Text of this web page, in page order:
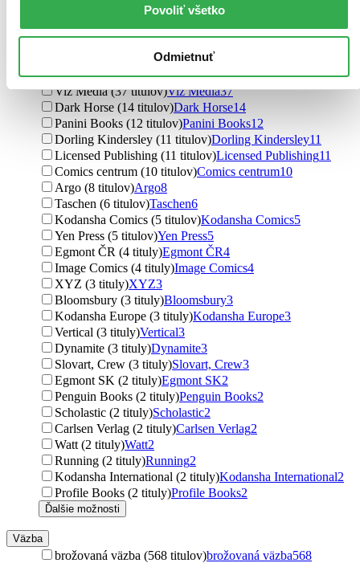
Povoliť všetko
Odmietnuť
Marvel (225 titulov)Marvel225
DC Comics (146 titulov)DC Comics
BB/art (39 titulov)BB/art39
Viz Media (37 titulov)Viz Media37
Dark Horse (14 titulov)Dark Horse14
Panini Books (12 titulov)Panini Books12
Dorling Kindersley (11 titulov)Dorling Kindersley11
Licensed Publishing (11 titulov)Licensed Publishing11
Comics centrum (10 titulov)Comics centrum10
Argo (8 titulov)Argo8
Taschen (6 titulov)Taschen6
Kodansha Comics (5 titulov)Kodansha Comics5
Yen Press (5 titulov)Yen Press5
Egmont ČR (4 tituly)Egmont ČR4
Image Comics (4 tituly)Image Comics4
XYZ (3 tituly)XYZ3
Bloomsbury (3 tituly)Bloomsbury3
Kodansha Europe (3 tituly)Kodansha Europe3
Vertical (3 tituly)Vertical3
Dynamite (3 tituly)Dynamite3
Slovart, Crew (3 tituly)Slovart, Crew3
Egmont SK (2 tituly)Egmont SK2
Penguin Books (2 tituly)Penguin Books2
Scholastic (2 tituly)Scholastic2
Carlsen Verlag (2 tituly)Carlsen Verlag2
Watt (2 tituly)Watt2
Running (2 tituly)Running2
Kodansha International (2 tituly)Kodansha International2
Profile Books (2 tituly)Profile Books2
Ďalšie možnosti
Väzba
brožovaná väzba (568 titulov)brožovaná väzba568